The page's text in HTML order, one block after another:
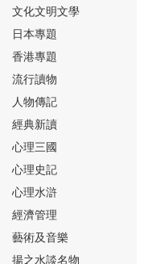
⑭
⑮
文化文明文學
日本專題
香港專題
流行讀物
人物傳記
經典新讀
心理三國
心理史記
心理水滸
經濟管理
藝術及音樂
揚之水談名物